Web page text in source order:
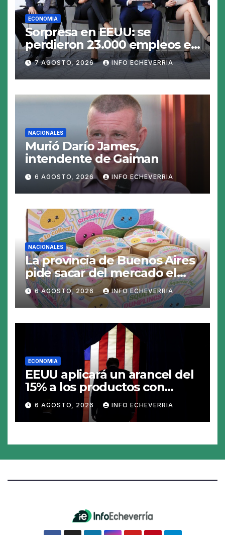
ECONOMIA
Sorpresa en EEUU: se
perdieron 23.000 empleos en
julio y el mercado recalcula
las perspectivas para las
tasas
7 AGOSTO, 2026 INFO ECHEVERRIA
NACIONALES
Murió Darío James,
intendente de Gaiman
6 AGOSTO, 2026 INFO ECHEVERRIA
NACIONALES
La provincia de Buenos Aires
pide sacar del mercado el
«Squeezy Dumpling», un
juguete «tóxico»
6 AGOSTO, 2026 INFO ECHEVERRIA
ECONOMIA
EEUU aplicará un arancel del
15% a los productos con
polisilicio para frenar el
avance de China
6 AGOSTO, 2026 INFO ECHEVERRIA